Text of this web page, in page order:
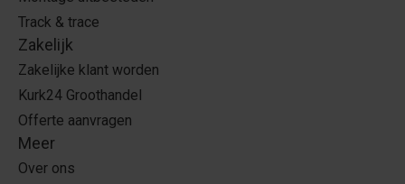
Track & trace
Zakelijk
Zakelijke klant worden
Kurk24 Groothandel
Offerte aanvragen
Meer
Over ons